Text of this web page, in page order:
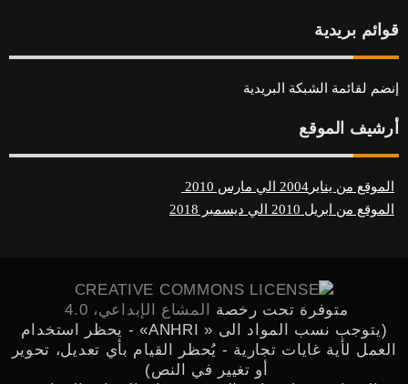
قوائم بريدية
إنضم لقائمة الشبكة البريدية
أرشيف الموقع
الموقع من يناير2004 الي مارس 2010
الموقع من ابريل 2010 الي ديسمبر 2018
متوفرة تحت رخصة المشاع الإبداعي، 4.0
(يتوجب نسب المواد الى « ANHRI» - يحظر استخدام
العمل لأية غايات تجارية - يُحظر القيام بأي تعديل، تحوير
أو تغيير في النص)